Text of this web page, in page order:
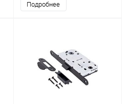
Подробнее